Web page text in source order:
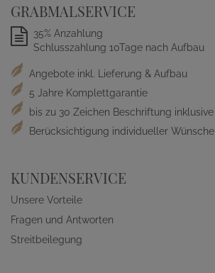
GRABMALSERVICE
35% Anzahlung
Schlusszahlung 10Tage nach Aufbau
Angebote inkl. Lieferung & Aufbau
5 Jahre Komplettgarantie
bis zu 30 Zeichen Beschriftung inklusive
Berücksichtigung individueller Wünsche
KUNDENSERVICE
Unsere Vorteile
Fragen und Antworten
Streitbeilegung